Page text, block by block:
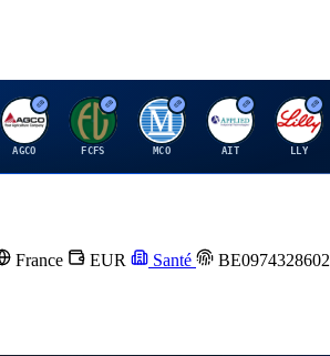
A
AGCO
F
FCFS
M
MCO
A
AIT
E
LLY
France EUR Santé BE0974328602